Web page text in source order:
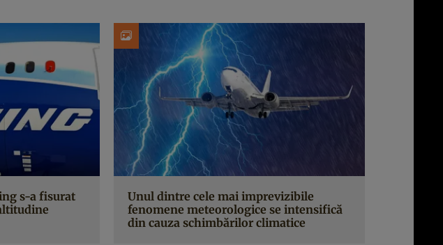
s-a fisurat
Unul dintre cele mai imprevizibile
fenomene meteorologice se intensifică
din cauza schimbărilor climatice